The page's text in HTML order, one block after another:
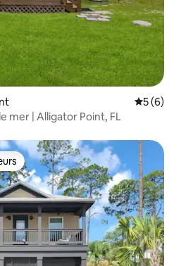
Note
5 (6)
mer | Alligator Point, FL
parmi les plus aimés